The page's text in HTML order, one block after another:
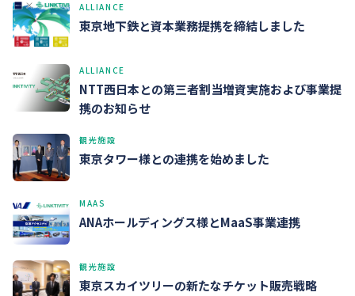
ALLIANCE
東京地下鉄と資本業務提携を締結しました
ALLIANCE
NTT西日本との第三者割当増資実施および事業提
携のお知らせ
観光施設
東京タワー様との連携を始めました
MAAS
ANAホールディングス様とMaaS事業連携
観光施設
東京スカイツリーの新たなチケット販売戦略